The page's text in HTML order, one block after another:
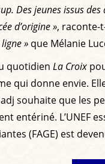
Des jeunes issus
d’origine », raconte-
» que Mélanie
quotidien La Croix
qui donne envie.
souhaite que les
entériné. L’UNEF
(FAGE) est